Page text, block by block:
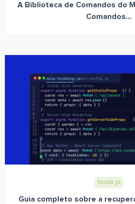
A Biblioteca de Comandos do
Comandos...
Node.js
Guia completo sobre a